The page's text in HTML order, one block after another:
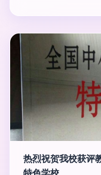
热烈祝贺我校获评